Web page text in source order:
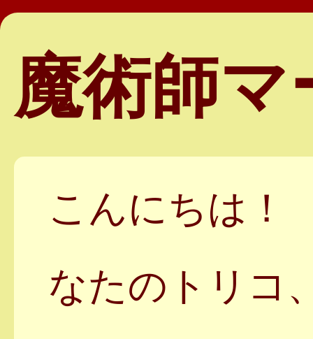
魔術師
こんにちは
なたのトリコ